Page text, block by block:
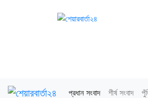
প্রধান সংবাদ শীর্ষ সংবাদ